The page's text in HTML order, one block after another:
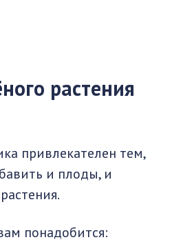
растения
привлекателен тем,
и плоды, и
понадобится: